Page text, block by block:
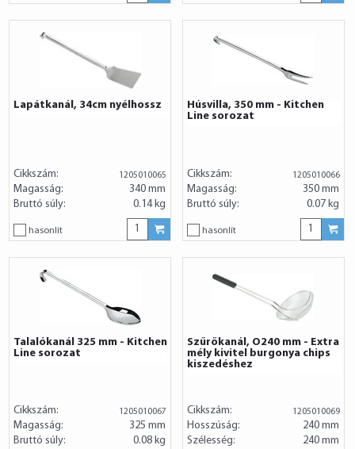
Lapátkanál, 34cm nyélhossz
Cikkszám: 1205010065
Magasság:
340 mm
Bruttó súly:
0.14 kg
hasonlít
Húsvilla, 350 mm - Kitchen
Line sorozat
Cikkszám: 1205010066
Magasság:
350 mm
Bruttó súly:
0.07 kg
hasonlít
Talalókanál 325 mm - Kitchen
Line sorozat
Cikkszám: 1205010067
Magasság:
325 mm
Bruttó súly:
0.08 kg
Szűrőkanál, O240 mm - Extra
mély kivitel burgonya chips
kiszedéshez
Cikkszám: 1205010069
Hosszúság:
240 mm
Szélesség:
240 mm